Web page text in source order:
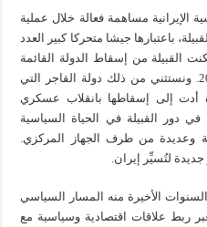
الإيرانية مساهمة فعالة خلال عملية
باعتبارها جيشا متحركا كبير العدد
القبيلة من إسقاط الدولة القائمة
بإيران بين القرن 16 ومطلع القرن 20. ونستثني من ذلك دولة القاجر التي
إلى إسقاطها بانقلاب عسكري
في دور القبيلة في الحياة السياسية
وعديدة من طرف الجهاز المركزي.
لتُسيِّر إيران.
الأخيرة منه المسار السياسي
سلكته إيران طوال القرن 20 عبر ربط علاقات اقتصادية وسياسية مع